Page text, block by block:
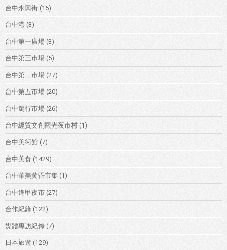
台中永興街 (15)
台中港 (3)
台中第一廣場 (3)
台中第三市場 (5)
台中第二市場 (27)
台中第五市場 (20)
台中篤行市場 (26)
台中經貿文創觀光夜市村 (1)
台中美術館 (7)
台中美食 (1429)
台中華美黃昏市集 (1)
台中逢甲夜市 (27)
合作紀錄 (122)
媒體專訪紀錄 (7)
日本旅遊 (129)